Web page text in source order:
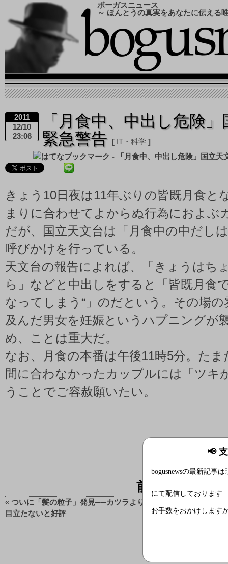
📢
bogusnewsの最新記事は
にて配信しております
お手数をおかけします
ボーガスニュース
～ ほんとうの真実をあなたに伝える
2011
12/10
23:06
「月食中、中出し危険
緊急警告
IT・科学
きょう10日夜は11年ぶりの皆既月食と
まりに合わせてよからぬ行為におよぶ
だが、国立天文台は「月食中の中だし
呼びかけを行っている。
天文台の報告によれば、「きょうはち
ら」などと中出しをすると「皆既月食
なってしまう“」のだという。その場
及んだ男女を妊娠というハプニングが
め、ことは重大だ。
なお、月食の本番は午後11時5分。た
間に合わなかったカップルには「ツキ
うことでご容赦願いたい。
前後の記事
« ついに「髪の粒子」発見──カツラよりも
目立たないと好評